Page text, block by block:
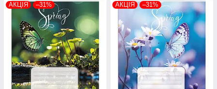
АКЦІЯ –31% АКЦІЯ –31%